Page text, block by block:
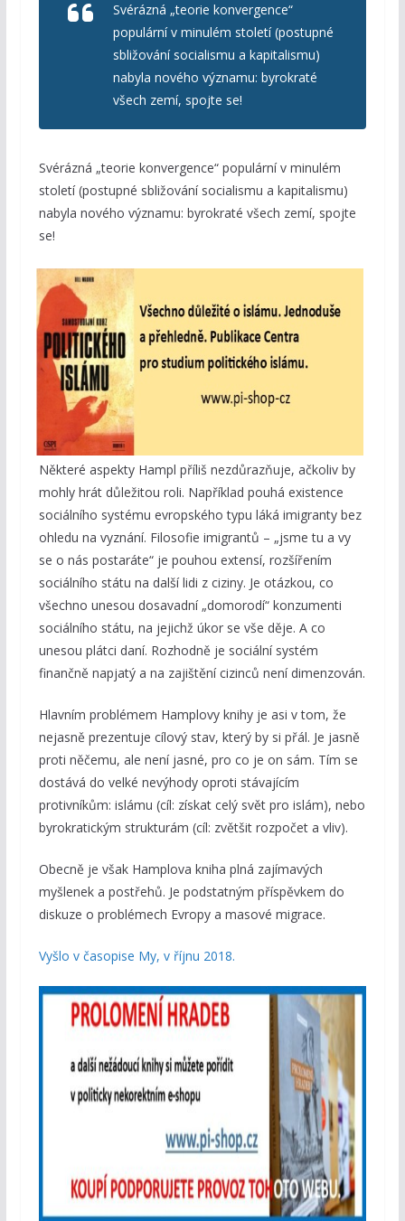
Svérázná „teorie konvergence“
populární v minulém století (postupné
sbližování socialismu a kapitalismu)
nabyla nového významu: byrokraté
všech zemí, spojte se!
Svérázná „teorie konvergence“ populární v minulém
století (postupné sbližování socialismu a kapitalismu)
nabyla nového významu: byrokraté všech zemí, spojte
se!
Některé aspekty Hampl příliš nezdůrazňuje, ačkoliv by
mohly hrát důležitou roli. Například pouhá existence
sociálního systému evropského typu láká imigranty bez
ohledu na vyznání. Filosofie imigrantů – „jsme tu a vy
se o nás postaráte“ je pouhou extensí, rozšířením
sociálního státu na další lidi z ciziny. Je otázkou, co
všechno unesou dosavadní „domorodí“ konzumenti
sociálního státu, na jejichž úkor se vše děje. A co
unesou plátci daní. Rozhodně je sociální systém
finančně napjatý a na zajištění cizinců není dimenzován.
Hlavním problémem Hamplovy knihy je asi v tom, že
nejasně prezentuje cílový stav, který by si přál. Je jasně
proti něčemu, ale není jasné, pro co je on sám. Tím se
dostává do velké nevýhody oproti stávajícím
protivníkům: islámu (cíl: získat celý svět pro islám), nebo
byrokratickým strukturám (cíl: zvětšit rozpočet a vliv).
Obecně je však Hamplova kniha plná zajímavých
myšlenek a postřehů. Je podstatným příspěvkem do
diskuze o problémech Evropy a masové migrace.
Vyšlo v časopise My, v říjnu 2018.